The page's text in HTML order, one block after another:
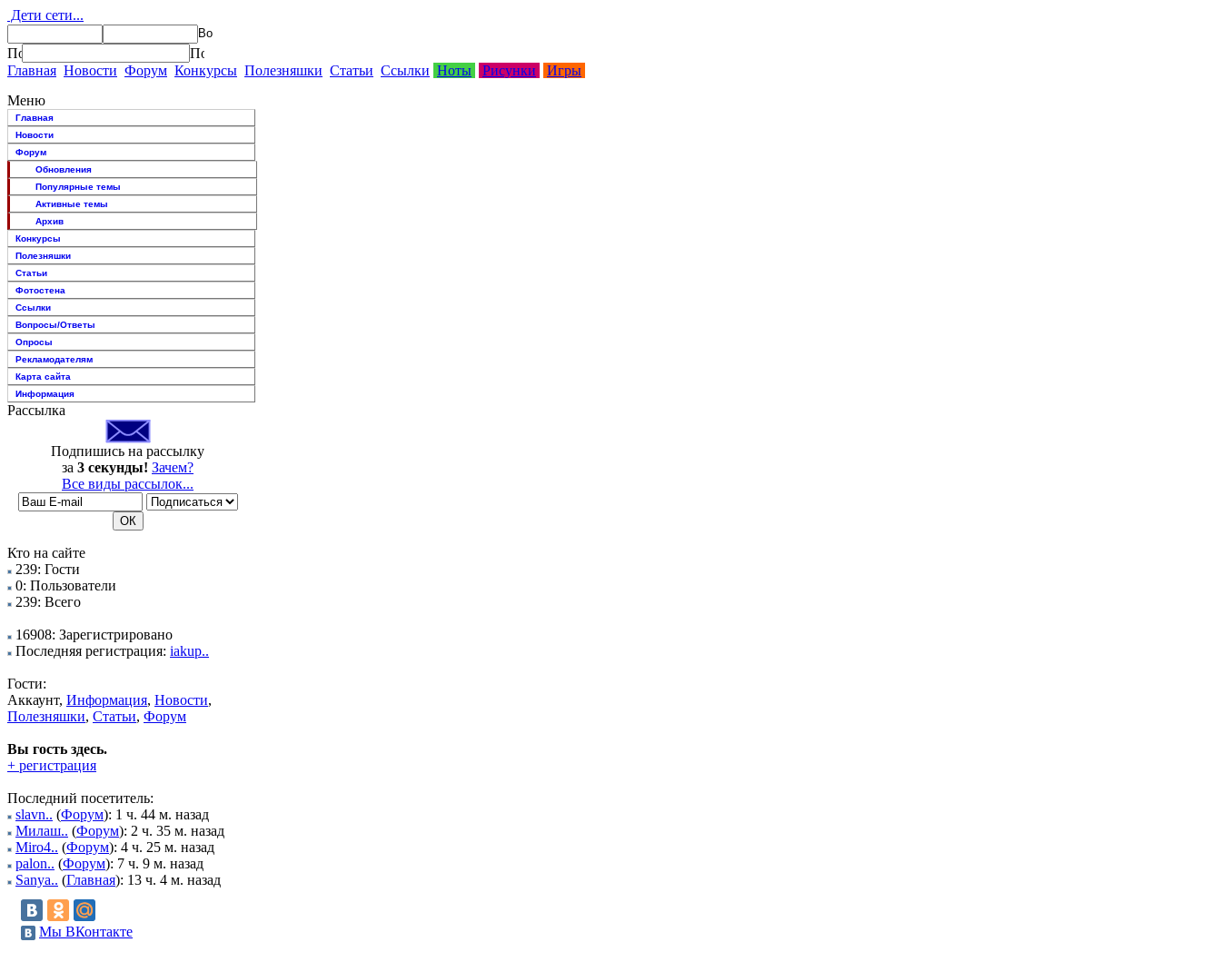
Дети сети...
Главная Новости Форум Конкурсы Полезняшки Статьи Ссылки Ноты Рисунки
Игры
Меню
Главная
Новости
Форум
Обновления
Популярные темы
Активные темы
Архив
Конкурсы
Полезняшки
Статьи
Фотостена
Ссылки
Вопросы/Ответы
Опросы
Рекламодателям
Карта сайта
Информация
Рассылка
Подпишись на рассылку
за 3 секунды! Зачем?
Все виды рассылок...
Кто на сайте
239: Гости
0: Пользователи
239: Всего
16908: Зарегистрировано
Последняя регистрация: iakup..
Гости:
Аккаунт, Информация, Новости,
Полезняшки, Статьи, Форум
Вы гость здесь.
+ регистрация
Последний посетитель:
slavn.. (Форум): 1 ч. 44 м. назад
Милаш.. (Форум): 2 ч. 35 м. назад
Miro4.. (Форум): 4 ч. 25 м. назад
palon.. (Форум): 7 ч. 9 м. назад
Sanya.. (Главная): 13 ч. 4 м. назад
Мы ВКонтакте